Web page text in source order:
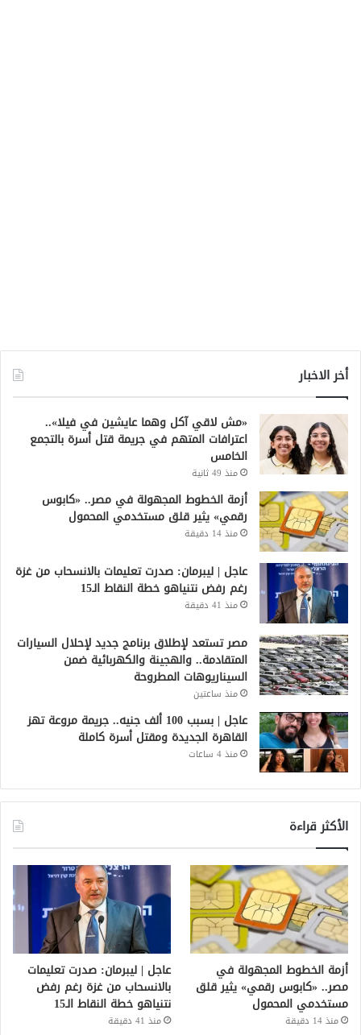
أخر الاخبار
«مش لاقي آكل وهما عايشين في فيلا»..
اعترافات المتهم في جريمة قتل أسرة بالتجمع
الخامس
منذ 49 ثانية
أزمة الخطوط المجهولة في مصر.. «كابوس
رقمي» يثير قلق مستخدمي المحمول
منذ 14 دقيقة
عاجل | ليبرمان: صدرت تعليمات بالانسحاب من غزة
رغم رفض نتنياهو خطة النقاط الـ15
منذ 41 دقيقة
مصر تستعد لإطلاق برنامج جديد لإحلال السيارات
المتقادمة.. والهجينة والكهربائية ضمن
السيناريوهات المطروحة
منذ ساعتين
عاجل | بسبب 100 ألف جنيه.. جريمة مروعة تهز
القاهرة الجديدة ومقتل أسرة كاملة
منذ 4 ساعات
الأكثر قراءة
أزمة الخطوط المجهولة في
مصر.. «كابوس رقمي» يثير قلق
مستخدمي المحمول
منذ 14 دقيقة
عاجل | ليبرمان: صدرت تعليمات
بالانسحاب من غزة رغم رفض
نتنياهو خطة النقاط الـ15
منذ 41 دقيقة